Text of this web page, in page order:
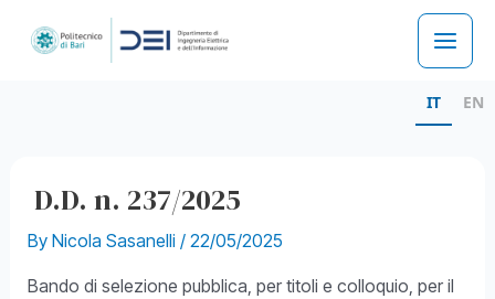
Main
Menu
IT EN
D.D. n. 237/2025
By Nicola Sasanelli / 22/05/2025
Bando di selezione pubblica, per titoli e colloquio, per il